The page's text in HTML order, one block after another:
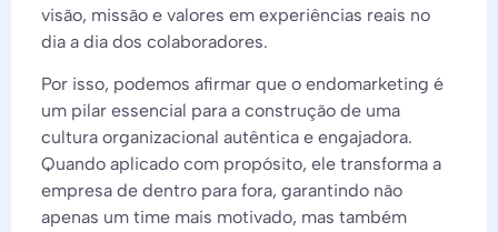
visão, missão e valores em experiências reais no
dia a dia dos colaboradores.
Por isso, podemos afirmar que o endomarketing é
um pilar essencial para a construção de uma
cultura organizacional autêntica e engajadora.
Quando aplicado com propósito, ele transforma a
empresa de dentro para fora, garantindo não
apenas um time mais motivado, mas também